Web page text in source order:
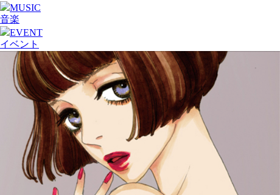
MUSIC
音楽
EVENT
イベント